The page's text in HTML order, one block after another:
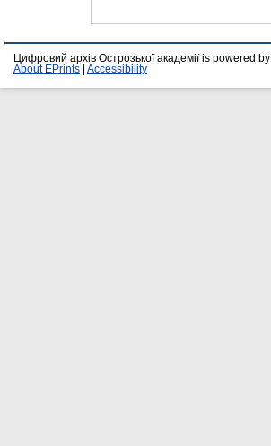
Цифровий архів Острозької академії is powered by
About EPrints
Accessibility